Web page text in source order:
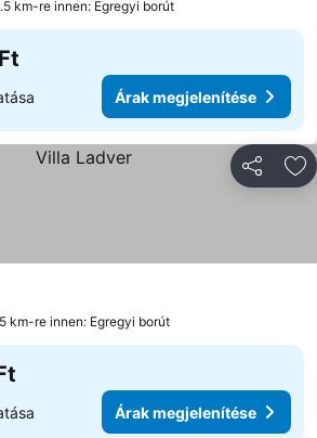
km-re innen: Egregyi borút
Árak megjelenítése
km-re innen: Egregyi borút
Árak megjelenítése